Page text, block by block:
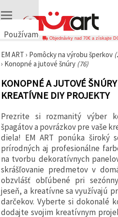
Používame
🍪
Používame
podobné
technológie,
aby sme
správne
fungovanie
webovej
stránky,
zlepšili váš
používateľský
zážitok a s
vaším
súhlasom
analyzovali
návštevnosť
a
zobrazovali
relevantnejší
Objednávky nad 70€ a získajte
EM ART › Pomôcky na výrobu šperkov
› Konopné a jutové šnúry (76)
KONOPNÉ A JUTOVÉ
KREATÍVNE DIY PROJEKTY
Prezrite si rozmanitý výber
špagátov a povrázkov pre vaše
diela! EM ART ponúka široký
prírodných aj profesionálne
na tvorbu dekoratívnych
skrášľovanie predmetov v
obzvlášť obľúbené pri
jeseň, a kreatívne sa využívajú
darčekov. Vyberte si dokonalé
dodajte svojim kreatívnym